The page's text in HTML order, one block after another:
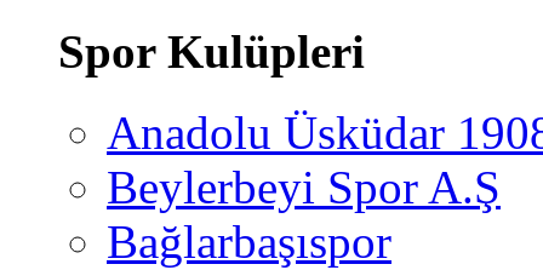
Spor Kulüpleri
Anadolu Üsküdar
Beylerbeyi Spor A.Ş
Bağlarbaşıspor